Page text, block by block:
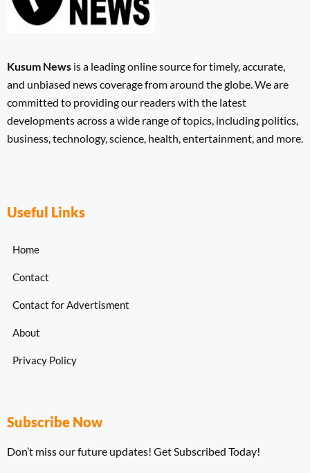
Kusum News is a leading online source for timely, accurate,
and unbiased news coverage from around the globe. We are
committed to providing our readers with the latest
developments across a wide range of topics, including politics,
business, technology, science, health, entertainment, and more.
Useful Links
Home
Contact
Contact for Advertisment
About
Privacy Policy
Subscribe Now
Don’t miss our future updates! Get Subscribed Today!